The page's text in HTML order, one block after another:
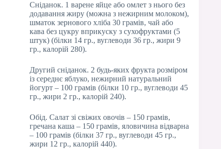
Сніданок. 1 варене яйце або омлет з нього без
додавання жиру (можна з нежирним молоком),
шматок зернового хліба 30 грамів, чай або
кава без цукру вприкуску з сухофруктами (5
штук) (білки 14 гр., вуглеводи 36 гр., жири 9
гр., калорій 280).
Другий сніданок. 2 будь-яких фрукта розміром
із середнє яблуко, нежирний натуральний
йогурт – 100 грамів (білки 10 гр., вуглеводи 45
гр., жири 2 гр., калорій 240).
Обід. Салат зі свіжих овочів – 150 грамів,
гречана каша – 150 грамів, яловичина відварна
– 100 грамів (білки 37 гр., вуглеводи 45 гр.,
жири 12 гр., калорій 440).